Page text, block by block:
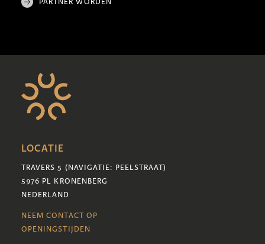
LOCATIE
TRAVERS 5 (NAVIGATIE: PEELSTRAAT)
5976 PL KRONENBERG
NEDERLAND
NEEM CONTACT OP
OPENINGSTIJDEN